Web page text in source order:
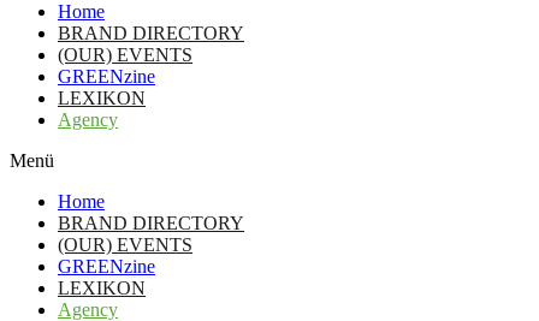
Home
BRAND DIRECTORY
(OUR) EVENTS
GREENzine
LEXIKON
Agency
Menü
Home
BRAND DIRECTORY
(OUR) EVENTS
GREENzine
LEXIKON
Agency